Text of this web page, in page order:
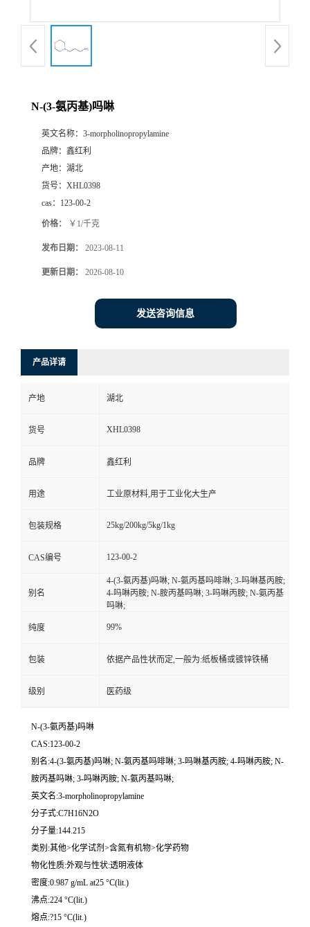
N-(3-氨丙基)吗啉
英文名称： 3-morpholinopropylamine
品牌： 鑫红利
产地： 湖北
货号： XHL0398
cas： 123-00-2
价格： ￥1/千克
发布日期： 2023-08-11
更新日期： 2026-08-10
发送咨询信息
产品详请
产地 湖北
货号 XHL0398
品牌 鑫红利
用途 工业原材料,用于工业化大生产
包装规格 25kg/200kg/5kg/1kg
CAS编号 123-00-2
别名
4-(3-氨丙基)吗啉; N-氨丙基吗啡啉; 3-吗啉基丙胺;
4-吗啉丙胺; N-胺丙基吗啉; 3-吗啉丙胺; N-氨丙基
吗啉;
纯度 99%
包装 依据产品性状而定,一般为:纸板桶或镀锌铁桶
级别 医药级
N-(3-氨丙基)吗啉
CAS:123-00-2
别名:4-(3-氨丙基)吗啉; N-氨丙基吗啡啉; 3-吗啉基丙胺; 4-吗啉丙胺; N-
胺丙基吗啉; 3-吗啉丙胺; N-氨丙基吗啉;
英文名:3-morpholinopropylamine
分子式:C7H16N2O
分子量:144.215
类别:其他>化学试剂>含氮有机物>化学药物
物化性质:外观与性状:透明液体
密度:0.987 g/mL at25 °C(lit.)
沸点:224 °C(lit.)
熔点:?15 °C(lit.)